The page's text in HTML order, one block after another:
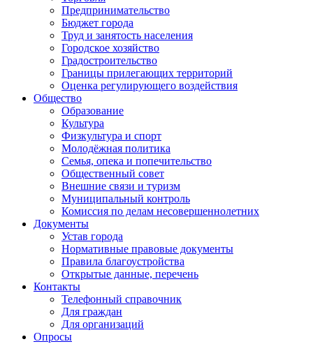
Предпринимательство
Бюджет города
Труд и занятость населения
Городское хозяйство
Градостроительство
Границы прилегающих территорий
Оценка регулирующего воздействия
Общество
Образование
Культура
Физкультура и спорт
Молодёжная политика
Семья, опека и попечительство
Общественный совет
Внешние связи и туризм
Муниципальный контроль
Комиссия по делам несовершеннолетних
Документы
Устав города
Нормативные правовые документы
Правила благоустройства
Открытые данные, перечень
Контакты
Телефонный справочник
Для граждан
Для организаций
Опросы